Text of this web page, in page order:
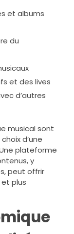
et albums
du
et des lives
d’autres
musical sont
d’une
plateforme
y
peut offrir
plus